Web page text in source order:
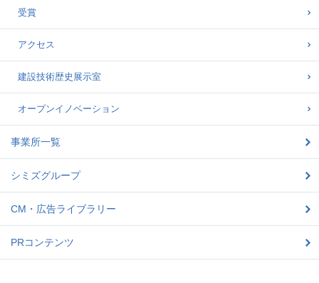
受賞
アクセス
建設技術歴史展示室
オープンイノベーション
事業所一覧
シミズグループ
CM・広告ライブラリー
PRコンテンツ